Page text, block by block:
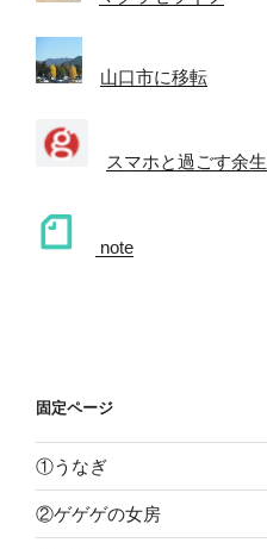
山口市に移転
スマホと過ごす余生
note
固定ページ
①うなぎ
②ゲゲゲの女房